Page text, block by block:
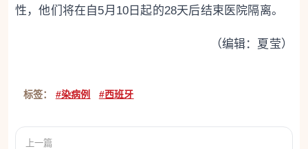
性，他们将在自5月10日起的28天后结束医院隔离。
（编辑：夏莹）
标签： #染病例 #西班牙
上一篇